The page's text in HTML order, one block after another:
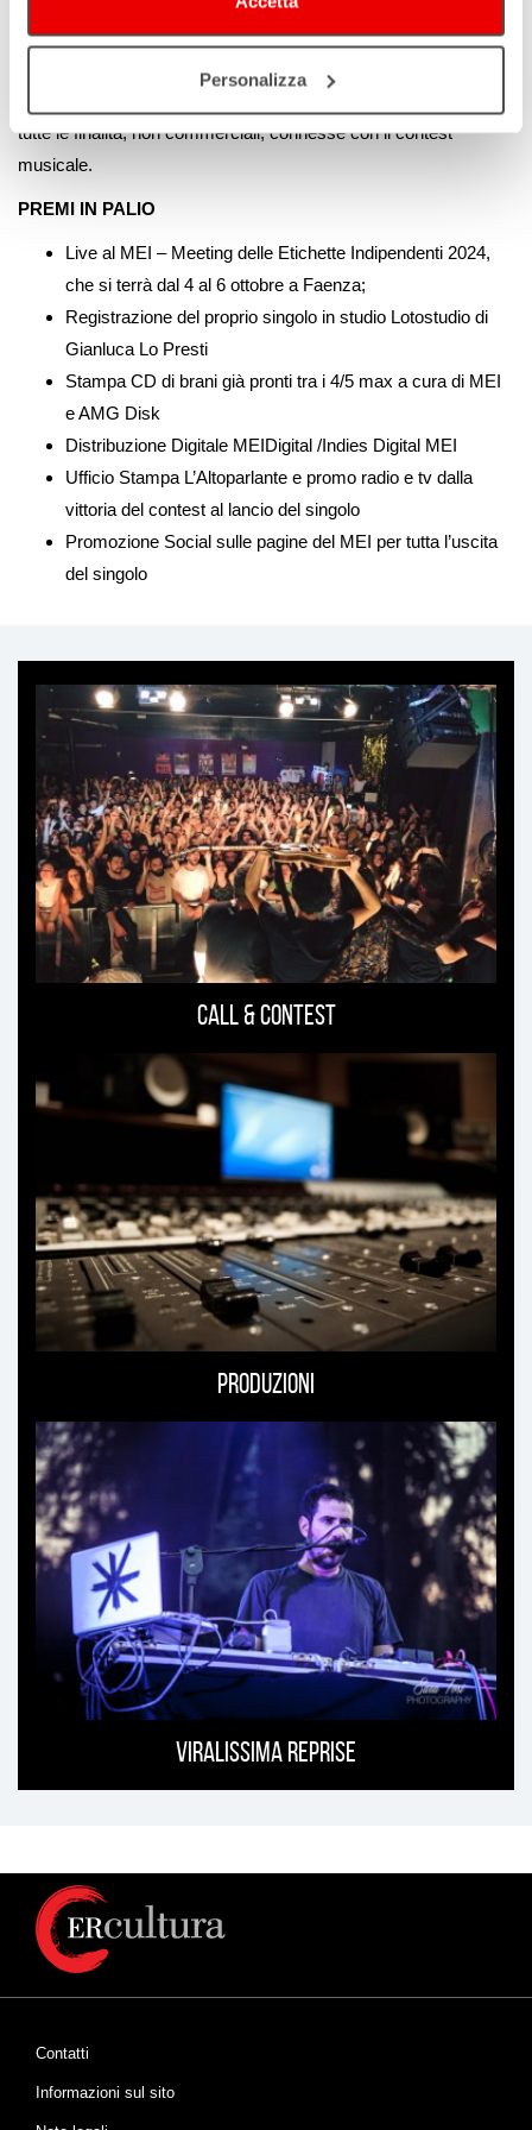
Personalizza
* Con l’invio dell’inedito si dichiara la piena titolarità del materiale
tutte le finalità, non commerciali, connesse con il contest
musicale.
PREMI IN PALIO
Live al MEI – Meeting delle Etichette Indipendenti 2024,
che si terrà dal 4 al 6 ottobre a Faenza;
Registrazione del proprio singolo in studio Lotostudio di
Gianluca Lo Presti
Stampa CD di brani già pronti tra i 4/5 max a cura di MEI
e AMG Disk
Distribuzione Digitale MEIDigital /Indies Digital MEI
Ufficio Stampa L’Altoparlante e promo radio e tv dalla
vittoria del contest al lancio del singolo
Promozione Social sulle pagine del MEI per tutta l’uscita
del singolo
Ti
può
interessare
Call & Contest
Produzioni
Viralissima Reprise
Contatti
Informazioni sul sito